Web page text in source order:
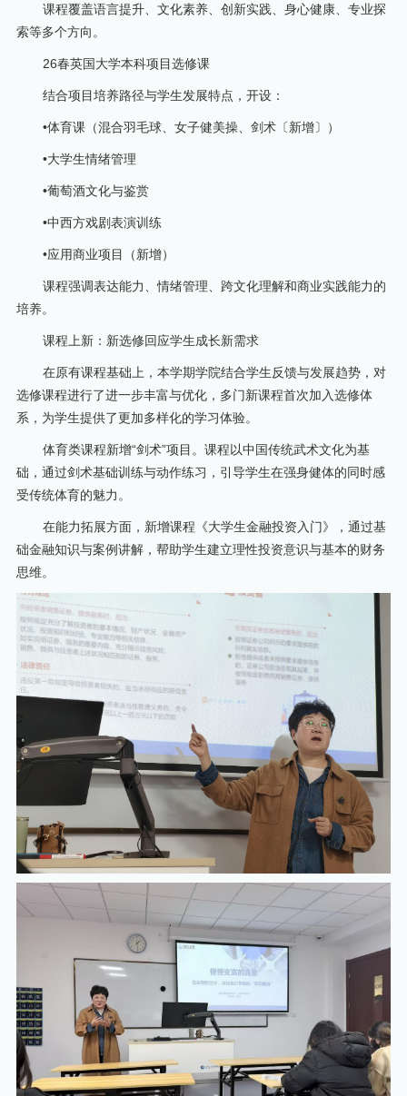
课程覆盖语言提升、文化素养、创新实践、身心健康、专业探
索等多个方向。
26春英国大学本科项目选修课
结合项目培养路径与学生发展特点，开设：
•体育课（混合羽毛球、女子健美操、剑术〔新增〕）
•大学生情绪管理
•葡萄酒文化与鉴赏
•中西方戏剧表演训练
•应用商业项目（新增）
课程强调表达能力、情绪管理、跨文化理解和商业实践能力的
培养。
课程上新：新选修回应学生成长新需求
在原有课程基础上，本学期学院结合学生反馈与发展趋势，对
选修课程进行了进一步丰富与优化，多门新课程首次加入选修体
系，为学生提供了更加多样化的学习体验。
体育类课程新增“剑术”项目。课程以中国传统武术文化为基
础，通过剑术基础训练与动作练习，引导学生在强身健体的同时感
受传统体育的魅力。
在能力拓展方面，新增课程《大学生金融投资入门》，通过基
础金融知识与案例讲解，帮助学生建立理性投资意识与基本的财务
思维。